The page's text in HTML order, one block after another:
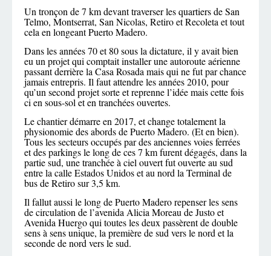
Un tronçon de 7 km devant traverser les quartiers de San
Telmo, Montserrat, San Nicolas, Retiro et Recoleta et tout
cela en longeant Puerto Madero.
Dans les années 70 et 80 sous la dictature, il y avait bien
eu un projet qui comptait installer une autoroute aérienne
passant derrière la Casa Rosada mais qui ne fut par chance
jamais entrepris. Il faut attendre les années 2010, pour
qu’un second projet sorte et reprenne l’idée mais cette fois
ci en sous-sol et en tranchées ouvertes.
Le chantier démarre en 2017, et change totalement la
physionomie des abords de Puerto Madero. (Et en bien).
Tous les secteurs occupés par des anciennes voies ferrées
et des parkings le long de ces 7 km furent dégagés, dans la
partie sud, une tranchée à ciel ouvert fut ouverte au sud
entre la calle Estados Unidos et au nord la Terminal de
bus de Retiro sur 3,5 km.
Il fallut aussi le long de Puerto Madero repenser les sens
de circulation de l’avenida Alicia Moreau de Justo et
Avenida Huergo qui toutes les deux passèrent de double
sens à sens unique, la première de sud vers le nord et la
seconde de nord vers le sud.